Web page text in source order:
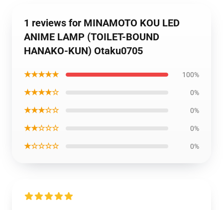
1 reviews for MINAMOTO KOU LED
ANIME LAMP (TOILET-BOUND
HANAKO-KUN) Otaku0705
★★★★★ 100%
★★★★☆ 0%
★★★☆☆ 0%
★★☆☆☆ 0%
★☆☆☆☆ 0%